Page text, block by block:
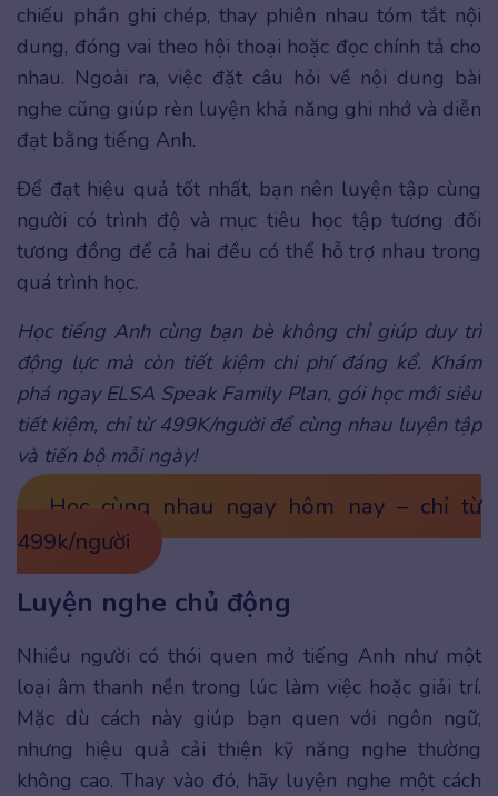
chiếu phần ghi chép, thay phiên nhau tóm tắt nội
dung, đóng vai theo hội thoại hoặc đọc chính tả cho
nhau. Ngoài ra, việc đặt câu hỏi về nội dung bài
nghe cũng giúp rèn luyện khả năng ghi nhớ và diễn
đạt bằng tiếng Anh.
Để đạt hiệu quả tốt nhất, bạn nên luyện tập cùng
người có trình độ và mục tiêu học tập tương đối
tương đồng để cả hai đều có thể hỗ trợ nhau trong
quá trình học.
Học tiếng Anh cùng bạn bè không chỉ giúp duy trì
động lực mà còn tiết kiệm chi phí đáng kể. Khám
phá ngay ELSA Speak Family Plan, gói học mới siêu
tiết kiệm, chỉ từ 499K/người để cùng nhau luyện tập
và tiến bộ mỗi ngày!
Học cùng nhau ngay hôm nay – chỉ từ
499k/người
Luyện nghe chủ động
Nhiều người có thói quen mở tiếng Anh như một
loại âm thanh nền trong lúc làm việc hoặc giải trí.
Mặc dù cách này giúp bạn quen với ngôn ngữ,
nhưng hiệu quả cải thiện kỹ năng nghe thường
không cao. Thay vào đó, hãy luyện nghe một cách